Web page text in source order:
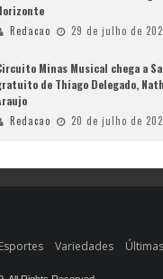
Redacao 29 de julho de
Minas Musical chega a
de Thiago Delegado,
Redacao 20 de julho de
Esportes Variedades